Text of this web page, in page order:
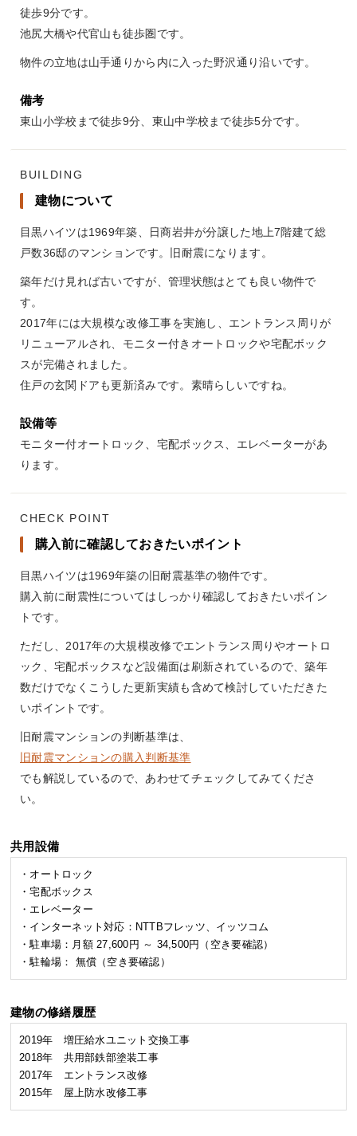
徒歩9分です。
池尻大橋や代官山も徒歩圏です。
物件の立地は山手通りから内に入った野沢通り沿いです。
備考
東山小学校まで徒歩9分、東山中学校まで徒歩5分です。
BUILDING
建物について
目黒ハイツは1969年築、日商岩井が分譲した地上7階建て総
戸数36邸のマンションです。旧耐震になります。
築年だけ見れば古いですが、管理状態はとても良い物件で
す。
2017年には大規模な改修工事を実施し、エントランス周りが
リニューアルされ、モニター付きオートロックや宅配ボック
スが完備されました。
住戸の玄関ドアも更新済みです。素晴らしいですね。
設備等
モニター付オートロック、宅配ボックス、エレベーターがあ
ります。
CHECK POINT
購入前に確認しておきたいポイント
目黒ハイツは1969年築の旧耐震基準の物件です。
購入前に耐震性についてはしっかり確認しておきたいポイン
トです。
ただし、2017年の大規模改修でエントランス周りやオートロ
ック、宅配ボックスなど設備面は刷新されているので、築年
数だけでなくこうした更新実績も含めて検討していただきた
いポイントです。
旧耐震マンションの判断基準は、
旧耐震マンションの購入判断基準
でも解説しているので、あわせてチェックしてみてくださ
い。
共用設備
・オートロック
・宅配ボックス
・エレベーター
・インターネット対応：NTTBフレッツ、イッツコム
・駐車場：月額 27,600円 ～ 34,500円（空き要確認）
・駐輪場： 無償（空き要確認）
建物の修繕履歴
2019年 増圧給水ユニット交換工事
2018年 共用部鉄部塗装工事
2017年 エントランス改修
2015年 屋上防水改修工事